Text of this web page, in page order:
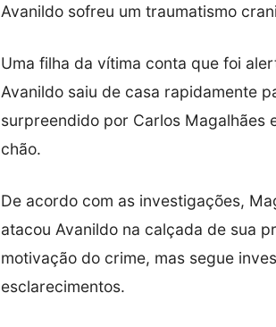
Avanildo sofreu um traumatismo
Uma filha da vítima conta que foi
Avanildo saiu de casa rapidamente
surpreendido por Carlos Magalhães
chão.
De acordo com as investigações,
atacou Avanildo na calçada de sua
motivação do crime, mas segue
esclarecimentos.